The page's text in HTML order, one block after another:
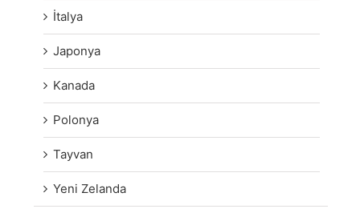
İtalya
Japonya
Kanada
Polonya
Tayvan
Yeni Zelanda